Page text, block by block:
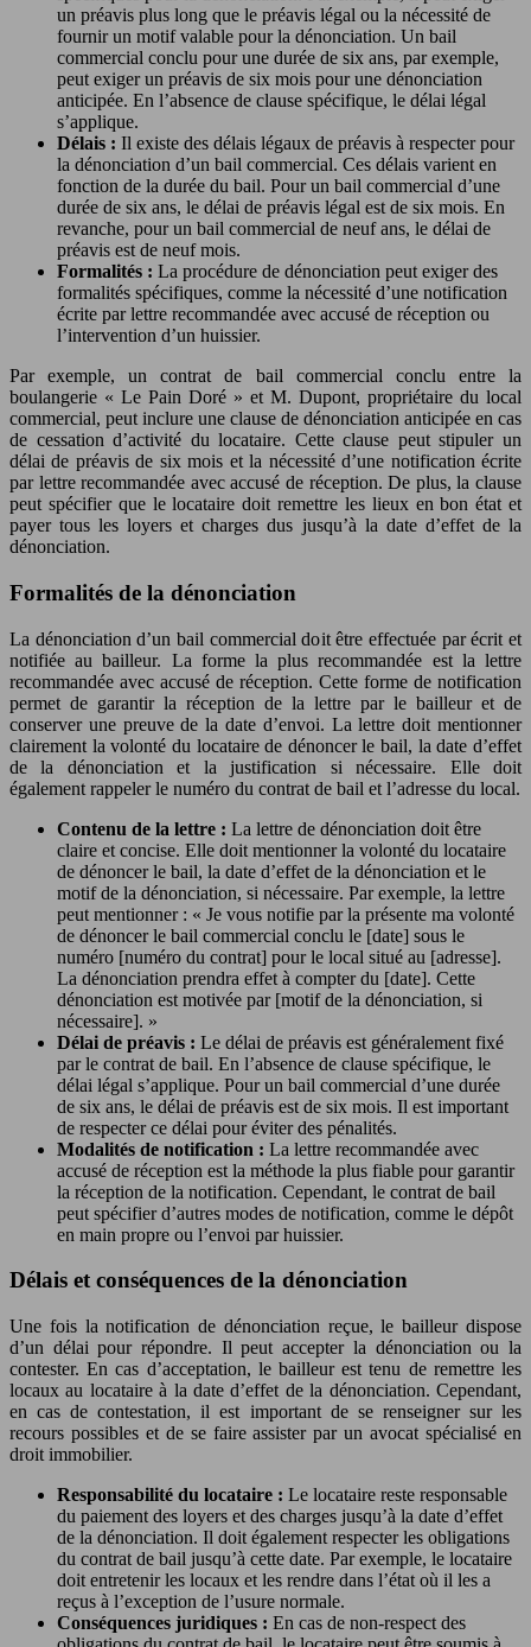
un préavis plus long que le préavis légal ou la nécessité de
fournir un motif valable pour la dénonciation. Un bail
commercial conclu pour une durée de six ans, par exemple,
peut exiger un préavis de six mois pour une dénonciation
anticipée. En l’absence de clause spécifique, le délai légal
s’applique.
Délais : Il existe des délais légaux de préavis à respecter pour
la dénonciation d’un bail commercial. Ces délais varient en
fonction de la durée du bail. Pour un bail commercial d’une
durée de six ans, le délai de préavis légal est de six mois. En
revanche, pour un bail commercial de neuf ans, le délai de
préavis est de neuf mois.
Formalités : La procédure de dénonciation peut exiger des
formalités spécifiques, comme la nécessité d’une notification
écrite par lettre recommandée avec accusé de réception ou
l’intervention d’un huissier.
Par exemple, un contrat de bail commercial conclu entre la
boulangerie « Le Pain Doré » et M. Dupont, propriétaire du local
commercial, peut inclure une clause de dénonciation anticipée en cas
de cessation d’activité du locataire. Cette clause peut stipuler un
délai de préavis de six mois et la nécessité d’une notification écrite
par lettre recommandée avec accusé de réception. De plus, la clause
peut spécifier que le locataire doit remettre les lieux en bon état et
payer tous les loyers et charges dus jusqu’à la date d’effet de la
dénonciation.
Formalités de la dénonciation
La dénonciation d’un bail commercial doit être effectuée par écrit et
notifiée au bailleur. La forme la plus recommandée est la lettre
recommandée avec accusé de réception. Cette forme de notification
permet de garantir la réception de la lettre par le bailleur et de
conserver une preuve de la date d’envoi. La lettre doit mentionner
clairement la volonté du locataire de dénoncer le bail, la date d’effet
de la dénonciation et la justification si nécessaire. Elle doit
également rappeler le numéro du contrat de bail et l’adresse du local.
Contenu de la lettre : La lettre de dénonciation doit être
claire et concise. Elle doit mentionner la volonté du locataire
de dénoncer le bail, la date d’effet de la dénonciation et le
motif de la dénonciation, si nécessaire. Par exemple, la lettre
peut mentionner : « Je vous notifie par la présente ma volonté
de dénoncer le bail commercial conclu le [date] sous le
numéro [numéro du contrat] pour le local situé au [adresse].
La dénonciation prendra effet à compter du [date]. Cette
dénonciation est motivée par [motif de la dénonciation, si
nécessaire]. »
Délai de préavis : Le délai de préavis est généralement fixé
par le contrat de bail. En l’absence de clause spécifique, le
délai légal s’applique. Pour un bail commercial d’une durée
de six ans, le délai de préavis est de six mois. Il est important
de respecter ce délai pour éviter des pénalités.
Modalités de notification : La lettre recommandée avec
accusé de réception est la méthode la plus fiable pour garantir
la réception de la notification. Cependant, le contrat de bail
peut spécifier d’autres modes de notification, comme le dépôt
en main propre ou l’envoi par huissier.
Délais et conséquences de la dénonciation
Une fois la notification de dénonciation reçue, le bailleur dispose
d’un délai pour répondre. Il peut accepter la dénonciation ou la
contester. En cas d’acceptation, le bailleur est tenu de remettre les
locaux au locataire à la date d’effet de la dénonciation. Cependant,
en cas de contestation, il est important de se renseigner sur les
recours possibles et de se faire assister par un avocat spécialisé en
droit immobilier.
Responsabilité du locataire : Le locataire reste responsable
du paiement des loyers et des charges jusqu’à la date d’effet
de la dénonciation. Il doit également respecter les obligations
du contrat de bail jusqu’à cette date. Par exemple, le locataire
doit entretenir les locaux et les rendre dans l’état où il les a
reçus à l’exception de l’usure normale.
Conséquences juridiques : En cas de non-respect des